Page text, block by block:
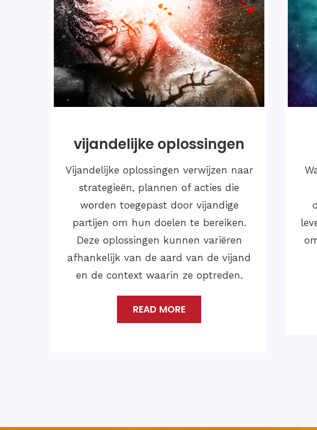
van hekschaft
van heksachtig gedrag,
wel bekend als heksenjacht,
naar het systematisch
beschuldigen en uitsluiten
die als heksen worden
Historisch gezien heeft
geleid tot.
Vijandelijke
Vijandelijke
strategieën,
worden toegepast
partijen om hun
Deze oplossingen
afhankelijk van de
en de context